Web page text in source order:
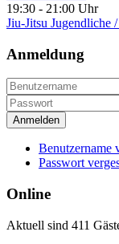
19:30 - 21:00 Uhr
Jiu-Jitsu Jugendliche
Anmeldung
Anmelden
Benutzername
Passwort
Online
Aktuell sind 411